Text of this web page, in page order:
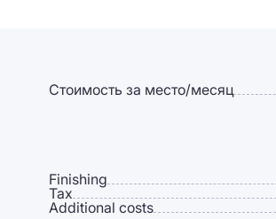
Стоимость за место/месяц
Finishing
Tax
Additional costs